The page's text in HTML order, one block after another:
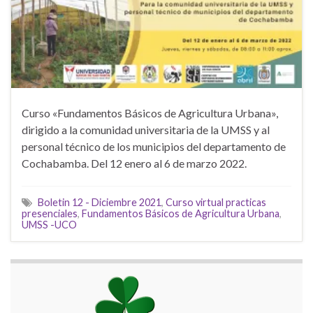
Curso «Fundamentos Básicos de Agricultura Urbana»,
dirigido a la comunidad universitaria de la UMSS y al
personal técnico de los municipios del departamento de
Cochabamba. Del 12 enero al 6 de marzo 2022.
Boletin 12 - Diciembre 2021, Curso virtual practicas
presenciales, Fundamentos Básicos de Agricultura Urbana,
UMSS -UCO